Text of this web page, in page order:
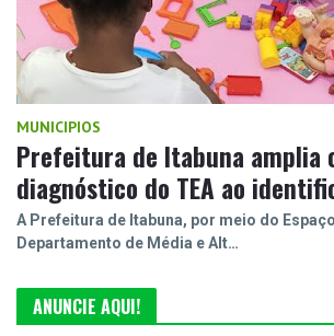
MUNICIPIOS
Prefeitura de Itabuna amplia
diagnóstico do TEA ao
A Prefeitura de Itabuna, por meio do
Departamento de Média e Alt…
ANUNCIE AQUI!